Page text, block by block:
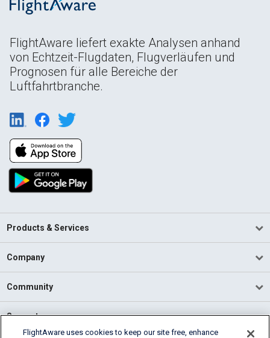
FlightAware liefert exakte Analysen anhand
von Echtzeit-Flugdaten, Flugverläufen und
Prognosen für alle Bereiche der
Luftfahrtbranche.
Products & Services
Company
Community
Support
FlightAware uses cookies to keep our site free, enhance